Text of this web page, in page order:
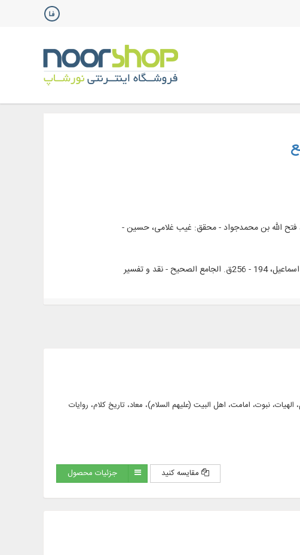
فتح‌ الله بن محمدجواد - محقق: غیب غلامی، حسین -
و مباحث: کلام عام، الهیات، نبوت، امامت، اهل البیت (علیهم السلام)، معاد، تاریخ کلام، روایات
مقایسه کنید جزئیات محصول